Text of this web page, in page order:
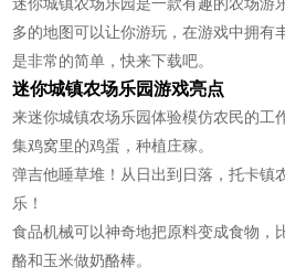
多的地图可以让你游玩，在游戏中拥有
是非常的简单，快来下载吧。
迷你城镇农场乐园游戏亮点
来迷你城镇农场乐园体验模仿农民的工
集鸡窝里的鸡蛋，种植庄稼。
弹吉他睡草堆！从日出到日落，托卡镇
乐！
食品机械可以神奇地把原料变成食物，
酪和玉米做奶酪棒。